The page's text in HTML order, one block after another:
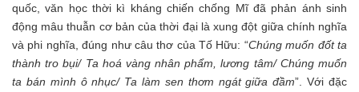
quốc, văn học thời kì kháng chiến chống Mĩ đã phản ánh sinh
động mâu thuẫn cơ bản của thời đại là xung đột giữa chính nghĩa
và phi nghĩa, đúng như câu thơ của Tố Hữu: “Chúng muốn đốt ta
thành tro bụi/ Ta hoá vàng nhân phẩm, lương tâm/ Chúng muốn
ta bán mình ô nhục/ Ta làm sen thơm ngát giữa đầm”. Với đặc